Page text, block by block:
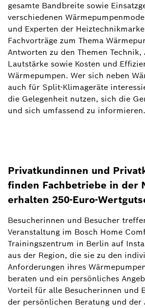
gesamte Bandbreite sowie
verschiedenen
und Experten der
Fachvorträge zum Thema
Antworten zu den Themen
Lautstärke sowie Kosten und
Wärmepumpen. Wer sich neben
auch für Split-Klimageräte
die Gelegenheit nutzen, sich die
und sich umfassend zu informieren.
Privatkundinnen und
finden Fachbetriebe in der
erhalten 250-Euro-
Besucherinnen und Besucher
Veranstaltung im Bosch Home
Trainingszentrum in Berlin auf
aus der Region, die sie zu den
Anforderungen ihres
beraten und ein persönliches
Vorteil für alle Besucherinnen und
der persönlichen Beratung und der